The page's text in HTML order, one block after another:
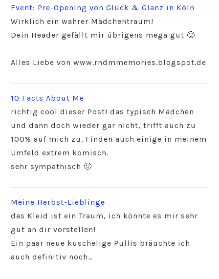
Event: Pre-Opening von Glück & Glanz in Köln
Wirklich ein wahrer Mädchentraum!
Dein Header gefällt mir übrigens mega gut 🙂
Alles Liebe von www.rndmmemories.blogspot.de
10 Facts About Me
richtig cool dieser Post! das typisch Mädchen
und dann doch wieder gar nicht, trifft auch zu
100% auf mich zu. Finden auch einige in meinem
Umfeld extrem komisch.
sehr sympathisch 🙂
Meine Herbst-Lieblinge
das Kleid ist ein Traum, ich könnte es mir sehr
gut an dir vorstellen!
Ein paar neue kuschelige Pullis bräuchte ich
auch definitiv noch…